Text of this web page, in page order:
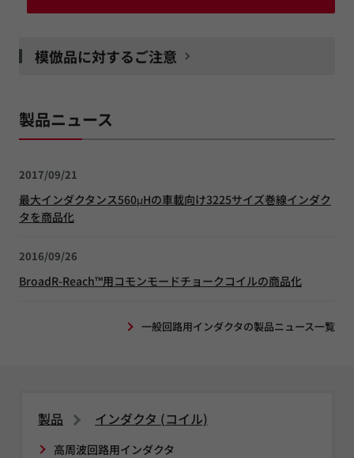
模倣品に対するご注意
製品ニュース
2017/09/21
最大インダクタンス560μHの車載向け3225サイズ巻線インダク
タを商品化
2016/09/26
BroadR-Reach™用コモンモードチョークコイルの商品化
一般回路用インダクタの製品ニュース一覧
製品 インダクタ (コイル)
高周波回路用インダクタ